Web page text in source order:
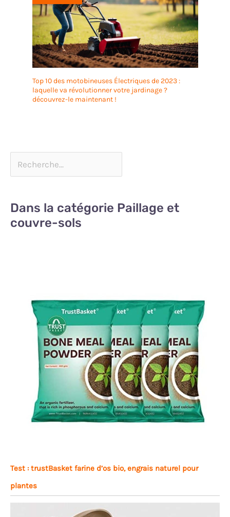
Top 10 des motobineuses Électriques de 2023 :
laquelle va révolutionner votre jardinage ?
découvrez-le maintenant !
Dans la catégorie Paillage et
couvre-sols
Test : trustBasket farine d’os bio, engrais naturel pour
plantes